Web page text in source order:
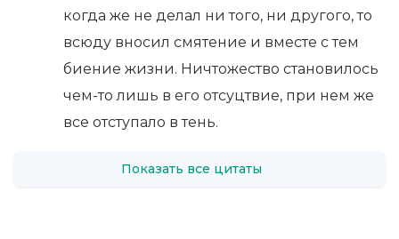
когда же не делал ни того, ни другого, то
всюду вносил смятение и вместе с тем
биение жизни. Ничтожество становилось
чем-то лишь в его отсуцтвие, при нем же
все отступало в тень.
Показать все цитаты